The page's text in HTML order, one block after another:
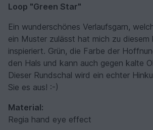
Loop "Green Star"
Ein wunderschönes Verlaufsgarn,
ein Muster zulässt hat mich zu diesem
inspieriert. Grün, die Farbe der
den Hals und kann auch gegen kalte
Dieser Rundschal wird ein echter
Sie es aus! :-)
Material:
Regia hand eye effect